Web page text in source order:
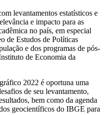
levantamentos estatísticos e
e impacto para as
no país, em especial
de Estudos de Políticas
e dos programas de pós-
de Economia da
2022 é oportuna uma
de seu levantamento,
bem como da agenda
geocientíficos do IBGE para